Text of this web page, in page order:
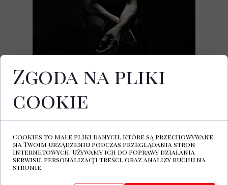
23.07.2026
Progresja - Letnia Scena Progresji, ul. Fort
KLIKNIJ ABY KUPIĆ BILET
naszego kraju po siedmioletniej przerwie,
by 23 lipca wystąpić na Letniej Scenie
Progresji w Warszawie. Brytyjczycy
przyjadą do Polski, promując swój
Zgoda na pliki
cookie
Cookies to małe pliki danych, które są przechowywane
na Twoim urządzeniu podczas przeglądania stron
internetowych. Używamy ich do poprawy działania
serwisu, personalizacji treści, oraz analizy ruchu na
stronie.